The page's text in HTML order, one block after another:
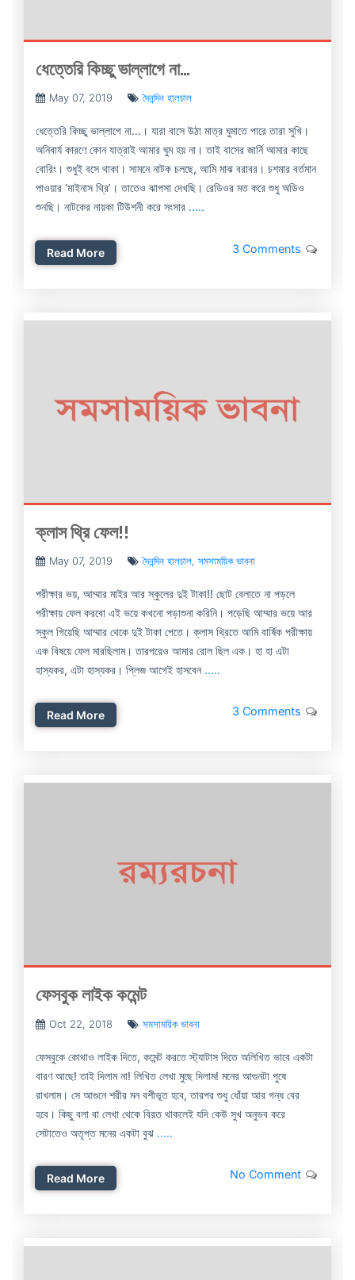
ধেত্তেরি কিচ্ছু ভাল্লাগে না…
May 07, 2019 দৈনন্দিন হালচাল
ধেত্তেরি কিচ্ছু ভাল্লাগে না…। যারা বাসে উঠা মাত্র ঘুমাতে পারে তারা সুখি।
অনিবার্য কারণে কোন যাত্রাই আমার ঘুম হয় না। তাই বাসের জার্নি আমার কাছে
বোরিং। শুধুই বসে থাকা। সামনে নাটক চলছে, আমি মাঝ বরাবর। চশমার বর্তমান
পাওয়ার ‘মাইনাস থ্রি’। তাতেও ঝাপসা দেখছি। রেডিওর মত করে শুধু অডিও
শুনছি। নাটকের নায়কা টিউশনী করে সংসার .....
Read More 3 Comments
ক্লাস থ্রি ফেল!!
May 07, 2019 দৈনন্দিন হালচাল, সমসাময়িক ভাবনা
পরীক্ষার ভয়, আম্মার মাইর আর স্কুলের দুই টাকা!! ছোট বেলাতে না পড়লে
পরীক্ষায় ফেল করবো এই ভয়ে কখনো পড়াশুনা করিনি। পড়েছি আম্মার ভয়ে আর
স্কুল গিয়েছি আম্মার থেকে দুই টাকা পেতে। ক্লাস থ্রিতে আমি বার্ষিক পরীক্ষায়
এক বিষয়ে ফেল মারছিলাম। তারপরেও আমার রোল ছিল এক। হা হা এটা
হাস্যকর, এটা হাস্যকর। প্লিজ আগেই হাসবেন .....
Read More 3 Comments
ফেসবুক লাইক কমেন্ট
Oct 22, 2018 সমসাময়িক ভাবনা
ফেসবুকে কোথাও লাইক দিতে, কমেন্ট করতে স্ট্যাটাস দিতে অলিখিত ভাবে একটা
বারণ আছে! তাই দিলাম না! লিখিত লেখা মুছে দিলাম! মনের আগুনটা পুষে
রাখলাম। সে আগুনে শরীর মন বশীভূত হবে, তারপর শুধু ধোঁয়া আর গন্ধ বের
হবে। কিছু বলা বা লেখা থেকে বিরত থাকলেই যদি কেউ সুখ অনুভব করে
সেটাতেও অতৃপ্ত মনের একটা বুঝ .....
Read More No Comment